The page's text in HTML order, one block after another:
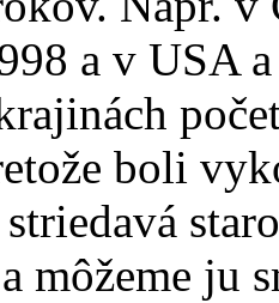
a v USA
boli
môžeme ju